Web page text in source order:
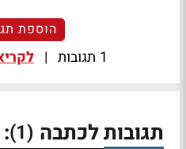
הוספת
1 תגובות |
תגובות לכתבה (1)
: